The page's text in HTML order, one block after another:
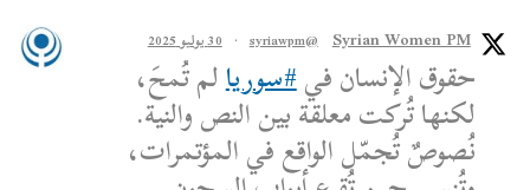
Syrian Women PM
@syriawpm
· 30 يوليو 2025
حقوق الإنسان في#سوريالم تُمحَ،
لكنها تُركت معلقة بين النص والنية.
نُصوصٌ تُجمّل الواقع في المؤتمرات،